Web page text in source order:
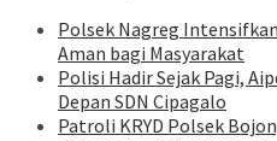
Polsek Nagreg
Aman bagi Masyarakat
Polisi Hadir Sejak Pagi,
Depan SDN Cipagalo
Patroli KRYD Polsek